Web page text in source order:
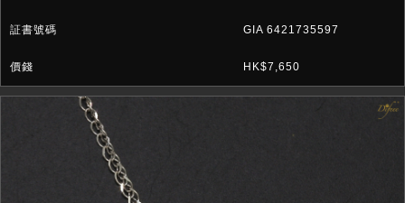
GIA 6421735597
HK$7,650